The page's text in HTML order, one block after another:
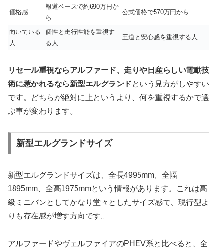
価格感
報道ベースで約690万円か
ら
公式価格で570万円から
向いている
人
個性と走行性能を重視す
る人
王道と安心感を重視する人
リセール重視ならアルファード、走りや日産らしい電動技
術に惹かれるなら新型エルグランドという見方がしやすい
です。どちらが絶対に上というより、何を重視するかで選
ぶ車が変わります。
新型エルグランドサイズ
新型エルグランドサイズは、全長4995mm、全幅
1895mm、全高1975mmという情報があります。これは高
級ミニバンとしてかなり堂々としたサイズ感で、現行型よ
りも存在感が増す方向です。
アルファードやヴェルファイアのPHEV系と比べると、全